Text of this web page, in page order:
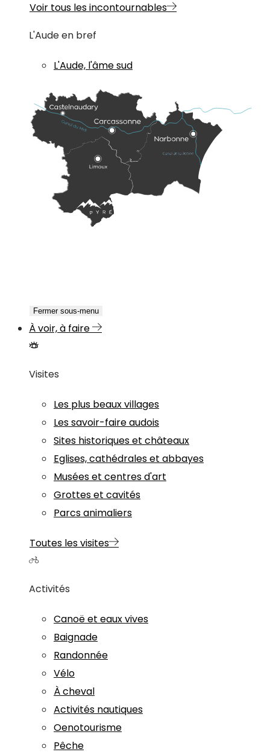
Voir tous les incontournables
L'Aude en bref
L'Aude, l'âme sud
Fermer sous-menu
À voir, à faire
Visites
Les plus beaux villages
Les savoir-faire audois
Sites historiques et châteaux
Eglises, cathédrales et abbayes
Musées et centres d'art
Grottes et cavités
Parcs animaliers
Toutes les visites
Activités
Canoë et eaux vives
Baignade
Randonnée
Vélo
À cheval
Activités nautiques
Oenotourisme
Pêche